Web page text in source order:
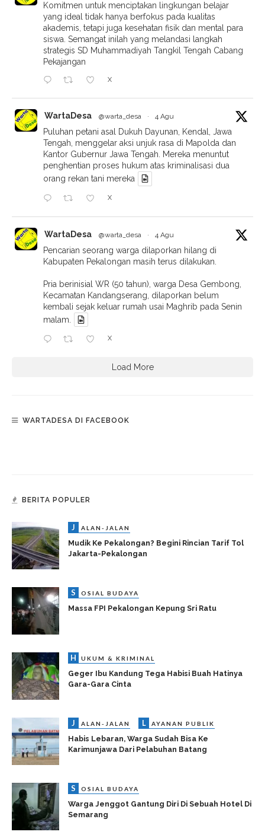
Komitmen untuk menciptakan lingkungan belajar
yang ideal tidak hanya berfokus pada kualitas
akademis, tetapi juga kesehatan fisik dan mental para
siswa. Semangat inilah yang melandasi langkah
strategis SD Muhammadiyah Tangkil Tengah Cabang
Pekajangan
X
WartaDesa @warta_desa · 4 Agu
Puluhan petani asal Dukuh Dayunan, Kendal, Jawa
Tengah, menggelar aksi unjuk rasa di Mapolda dan
Kantor Gubernur Jawa Tengah. Mereka menuntut
penghentian proses hukum atas kriminalisasi dua
orang rekan tani mereka
X
WartaDesa @warta_desa · 4 Agu
Pencarian seorang warga dilaporkan hilang di
Kabupaten Pekalongan masih terus dilakukan.
Pria berinisial WR (50 tahun), warga Desa Gembong,
Kecamatan Kandangserang, dilaporkan belum
kembali sejak keluar rumah usai Maghrib pada Senin
malam.
X
Load More
WARTADESA DI FACEBOOK
BERITA POPULER
J ALAN-JALAN
Mudik Ke Pekalongan? Begini Rincian Tarif Tol
Jakarta-Pekalongan
S OSIAL BUDAYA
Massa FPI Pekalongan Kepung Sri Ratu
H UKUM & KRIMINAL
Geger Ibu Kandung Tega Habisi Buah Hatinya
Gara-Gara Cinta
J ALAN-JALAN L AYANAN PUBLIK
Habis Lebaran, Warga Sudah Bisa Ke
Karimunjawa Dari Pelabuhan Batang
S OSIAL BUDAYA
Warga Jenggot Gantung Diri Di Sebuah Hotel Di
Semarang